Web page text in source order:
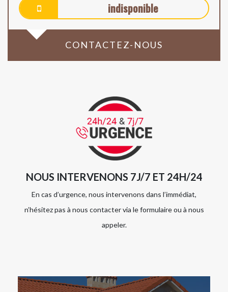
indisponible
CONTACTEZ-NOUS
NOUS INTERVENONS 7J/7 ET 24H/24
En cas d’urgence, nous intervenons dans l’immédiat,
n’hésitez pas à nous contacter via le formulaire ou à nous
appeler.